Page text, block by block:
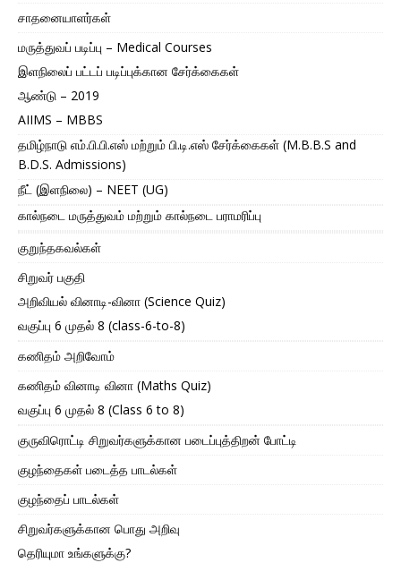
சாதனையாளர்கள்
மருத்துவப் படிப்பு – Medical Courses
இளநிலைப் பட்டப் படிப்புக்கான சேர்க்கைகள்
ஆண்டு – 2019
AIIMS – MBBS
தமிழ்நாடு எம்.பி.பி.எஸ் மற்றும் பி.டி.எஸ் சேர்க்கைகள் (M.B.B.S and
B.D.S. Admissions)
நீட் (இளநிலை) – NEET (UG)
கால்நடை மருத்துவம் மற்றும் கால்நடை பராமரிப்பு
குறுந்தகவல்கள்
சிறுவர் பகுதி
அறிவியல் வினாடி-வினா (Science Quiz)
வகுப்பு 6 முதல் 8 (class-6-to-8)
கணிதம் அறிவோம்
கணிதம் வினாடி வினா (Maths Quiz)
வகுப்பு 6 முதல் 8 (Class 6 to 8)
குருவிரொட்டி சிறுவர்களுக்கான படைப்புத்திறன் போட்டி
குழந்தைகள் படைத்த பாடல்கள்
குழந்தைப் பாடல்கள்
சிறுவர்களுக்கான பொது அறிவு
தெரியுமா உங்களுக்கு?